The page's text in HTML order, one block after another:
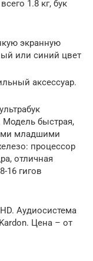
1.8 кг, бук
экранную
или синий цвет
аксессуар.
быстрая,
младшими
процессор
отличная
16 гигов
Аудиосистема
Цена – от